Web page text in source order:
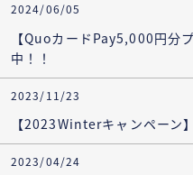
2024/06/05
【QuoカードPay5,000円分
中！！
2023/11/23
【2023Winterキャンペーン
2023/04/24